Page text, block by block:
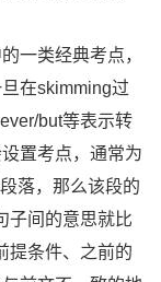
一类经典考点，
在skimming过
but等表示转
置考点，通常为
落，那么该段的
子间的意思就比
提条件、之前的